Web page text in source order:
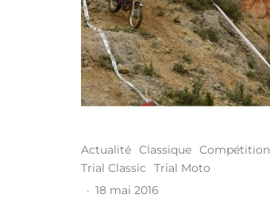
Actualité Classique Compétition
Trial Classic
Trial Moto
· 18 mai 2016